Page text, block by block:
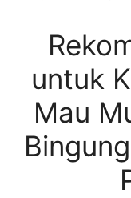
untuk
Mau